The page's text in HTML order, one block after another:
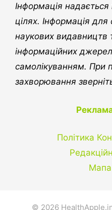
Інформація
цілях. Інформація для
наукових видавництв
інформаційних
самолікуванням. При
захворювання
Політика
Мапа
© 2026